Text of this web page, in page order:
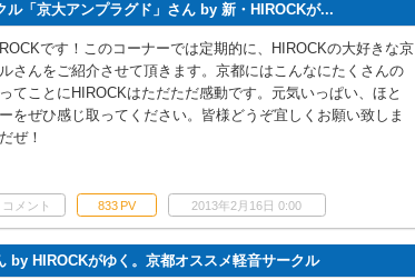
「京大アンプラグド」さん by 新・HIROCKが...
です！このコーナーでは定期的に、HIROCKの大好きな京
さんをご紹介させて頂きます。京都にはこんなにたくさんの
てことにHIROCKはただただ感動です。元気いっぱい、ほと
をぜひ感じ取ってください。皆様どうぞ宜しくお願い致しま
ぜ！
コメント 833 PV 2013年2月16日 0:00
by HIROCKがゆく。京都オススメ軽音サークル